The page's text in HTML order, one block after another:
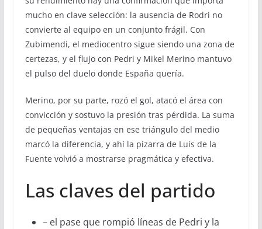
mucho en clave selección: la ausencia de Rodri no
convierte al equipo en un conjunto frágil. Con
Zubimendi, el mediocentro sigue siendo una zona de
certezas, y el flujo con Pedri y Mikel Merino mantuvo
el pulso del duelo donde España quería.
Merino, por su parte, rozó el gol, atacó el área con
convicción y sostuvo la presión tras pérdida. La suma
de pequeñas ventajas en ese triángulo del medio
marcó la diferencia, y ahí la pizarra de Luis de la
Fuente volvió a mostrarse pragmática y efectiva.
Las claves del partido
– el pase que rompió líneas de Pedri y la